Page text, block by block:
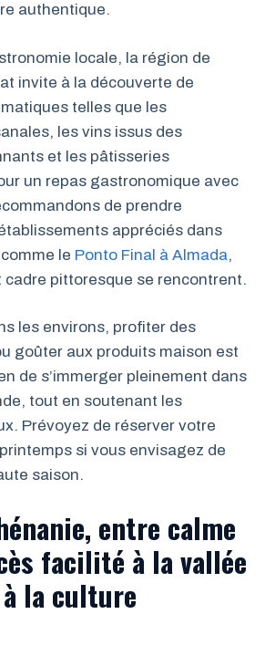
authentique.
locale, la région de
invite à la découverte de
telles que les
les vins issus des
et les pâtisseries
un repas gastronomique avec
de prendre
appréciés dans
le Ponto Final à Almada,
pittoresque se rencontrent.
les environs, profiter des
goûter aux produits maison est
de s’immerger pleinement dans
tout en soutenant les
Prévoyez de réserver votre
si vous envisagez de
saison.
entre calme
facilité à la vallée
la culture